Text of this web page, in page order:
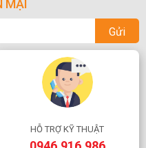
MẠI
Gửi
HỖ TRỢ KỸ THUẬT